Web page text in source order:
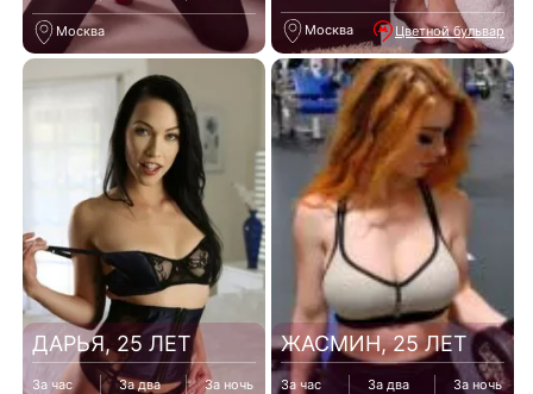
Москва Москва Цветной бульвар
ДАРЬЯ, 25 ЛЕТ
За час За два За ночь
ЖАСМИН, 25 ЛЕТ
За час За два За ночь